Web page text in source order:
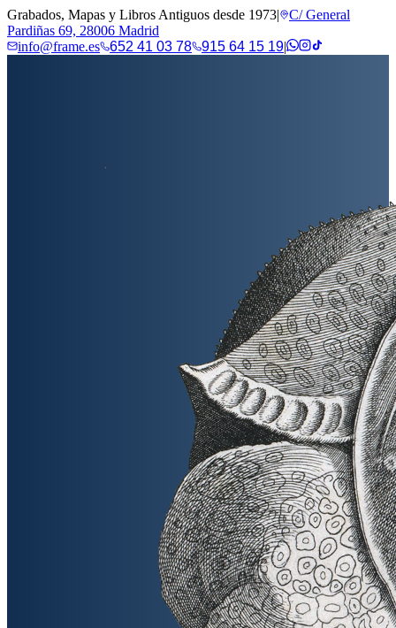
Grabados, Mapas y Libros Antiguos desde 1973|
C/ General
Pardiñas 69, 28006 Madrid
info@frame.es
652 41 03 78 915 64 15 19|